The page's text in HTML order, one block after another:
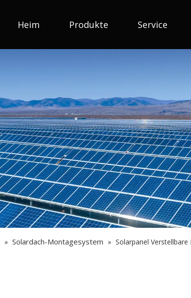
Heim Produkte Service
» Solardach-Montagesystem » Solarpanel